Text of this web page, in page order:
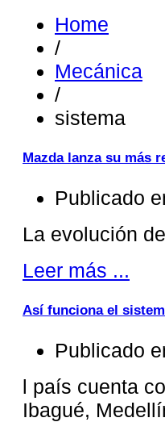
Home
/
Mecánica
/
sistema
Mazda lanza su más
Publicado
La evolución
Leer más ...
Así funciona el
Publicado
l país cuenta
Ibagué,